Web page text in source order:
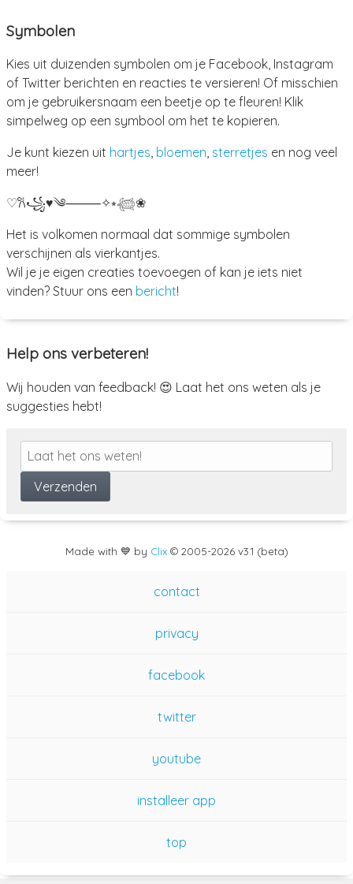
Symbolen
Kies uit duizenden symbolen om je Facebook, Instagram
of Twitter berichten en reacties te versieren! Of misschien
om je gebruikersnaam een beetje op te fleuren! Klik
simpelweg op een symbool om het te kopieren.
Je kunt kiezen uit hartjes, bloemen, sterretjes en nog veel
meer!
♡𐙚꧁♥༄⸻✧⭒𓆉❀
Het is volkomen normaal dat sommige symbolen
verschijnen als vierkantjes.
Wil je je eigen creaties toevoegen of kan je iets niet
vinden? Stuur ons een bericht!
Help ons verbeteren!
Wij houden van feedback! 😍 Laat het ons weten als je
suggesties hebt!
Made with 💙 by Clix© 2005-2026 v3.1 (beta)
contact
privacy
facebook
twitter
youtube
installeer app
top